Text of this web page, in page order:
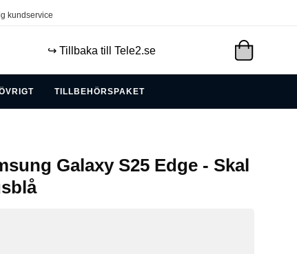
kundservice
↪️ Tillbaka till Tele2.se
TILLBEHÖRSPAKET
Galaxy S25 Edge - Skal